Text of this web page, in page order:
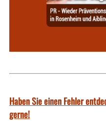
Haben Sie einen Fehler
gerne!